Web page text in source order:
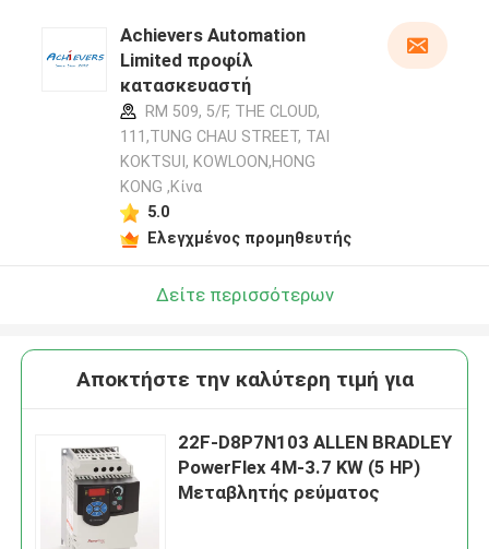
Achievers Automation
Limited προφίλ
κατασκευαστή
RM 509, 5/F, THE CLOUD,
111,TUNG CHAU STREET, TAI
KOKTSUI, KOWLOON,HONG
KONG ,Κίνα
5.0
Ελεγχμένος προμηθευτής
Δείτε περισσότερων
Αποκτήστε την καλύτερη τιμή για
22F-D8P7N103 ALLEN BRADLEY
PowerFlex 4M-3.7 KW (5 HP)
Μεταβλητής ρεύματος